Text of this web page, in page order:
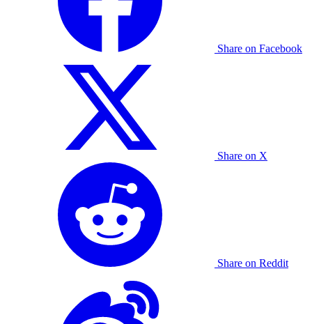
Share on Facebook
Share on X
Share on Reddit